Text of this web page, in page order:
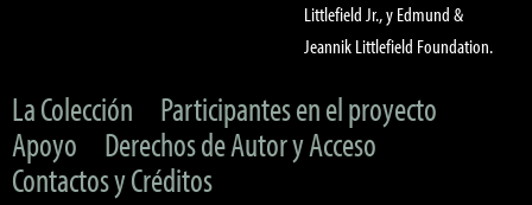
Littlefield Jr., y Edmund &
Jeannik Littlefield Foundation.
La Colección
Participantes en el proyecto
Apoyo
Derechos de Autor y Acceso
Contactos y Créditos